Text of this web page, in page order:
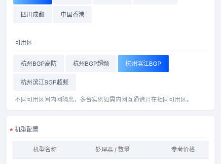
四川成都 中国香港
可用区
杭州BGP高防 杭州BGP超频 杭州滨江BGP
杭州滨江BGP超频
不同可用区间内网隔离，多台实例如需内网互通请开在相同可用区。
机型配置
机型名称 处理器 / 数量 内存
参考价格